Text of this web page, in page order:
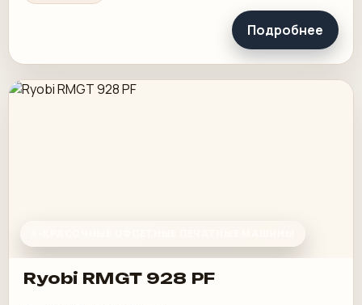
Подробнее
Ryobi RMGT 928 PF